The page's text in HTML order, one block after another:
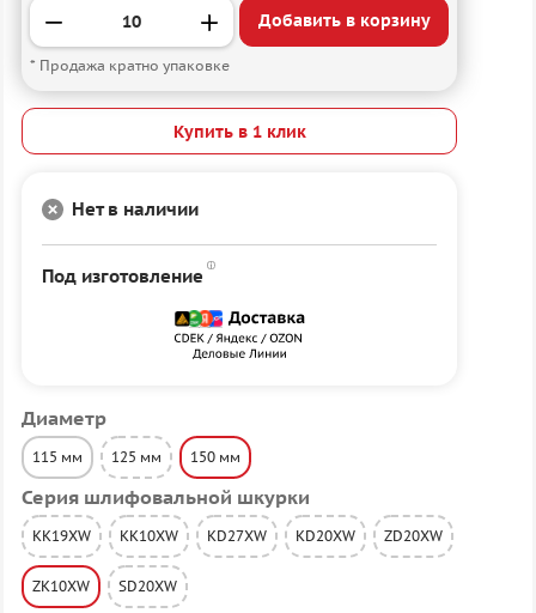
Диаметр
115 мм 125 мм 150 мм
Серия шлифовальной шкурки
KK19XW KK10XW KD27XW KD20XW ZD20XW
ZK10XW SD20XW
Добавить в корзину
* Продажа кратно упаковке
Купить в 1 клик
Нет в наличии
Под изготовление